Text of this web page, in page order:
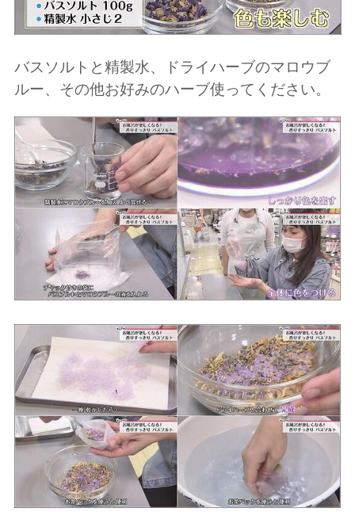
バスソルトと精製水、ドライハーブのマロウブ
ルー、その他お好みのハーブ使ってください。